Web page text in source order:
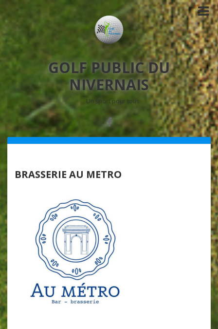
GOLF PUBLIC DU
NIVERNAIS
Un sport pour tous
BRASSERIE AU METRO